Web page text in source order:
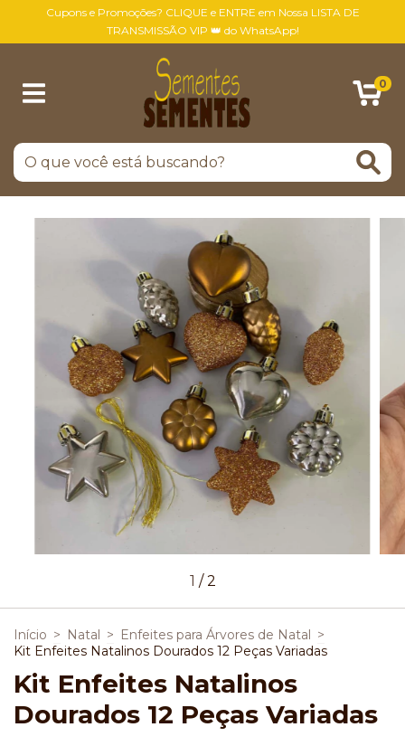
Cupons e Promoções? CLIQUE e ENTRE em Nossa LISTA DE
TRANSMISSÃO VIP 👑 do WhatsApp!
0
1 /2
Início > Natal > Enfeites para Árvores de Natal >
Kit Enfeites Natalinos Dourados 12 Peças Variadas
Kit Enfeites Natalinos
Dourados 12 Peças Variadas